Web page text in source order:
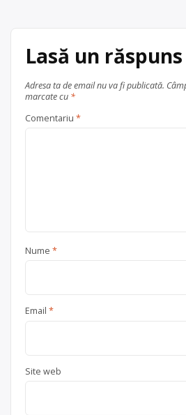
Lasă un răspuns
Adresa ta de email nu va fi publicată.
marcate cu *
Comentariu *
Nume *
Email *
Site web